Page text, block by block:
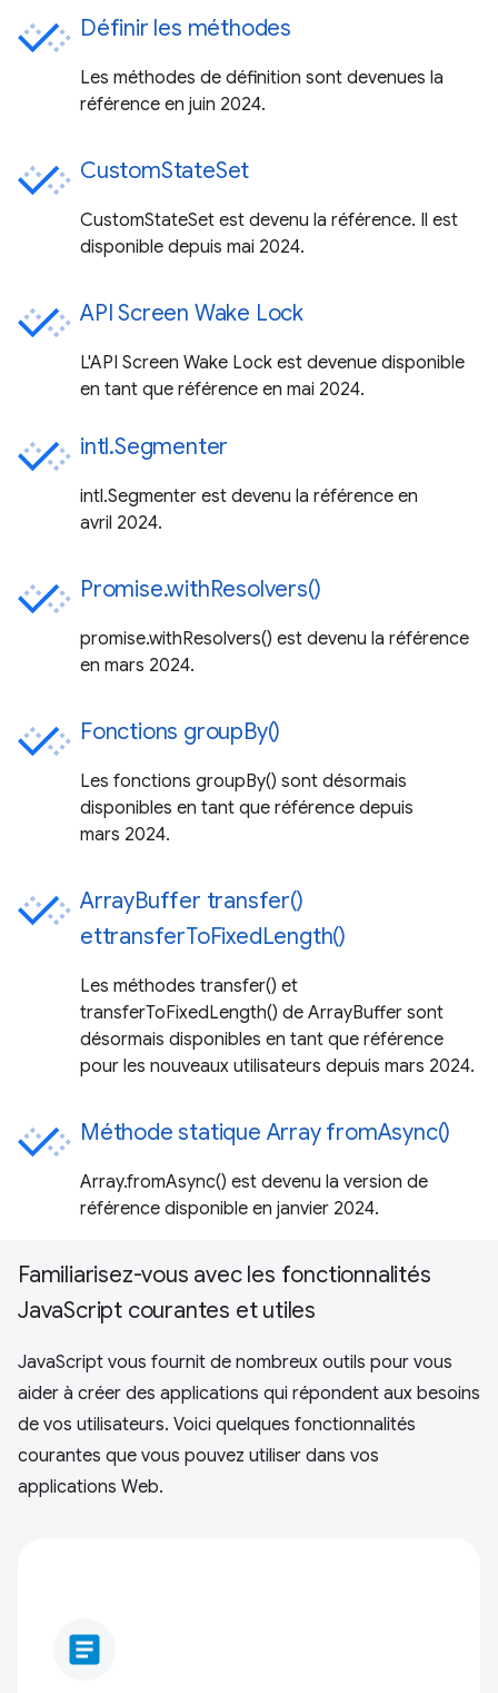
Définir les méthodes
Les méthodes de définition sont devenues la
référence en juin 2024.
CustomStateSet
CustomStateSet est devenu la référence. Il est
disponible depuis mai 2024.
API Screen Wake Lock
L'API Screen Wake Lock est devenue disponible
en tant que référence en mai 2024.
intl.Segmenter
intl.Segmenter est devenu la référence en
avril 2024.
Promise.withResolvers()
promise.withResolvers() est devenu la référence
en mars 2024.
Fonctions groupBy()
Les fonctions groupBy() sont désormais
disponibles en tant que référence depuis
mars 2024.
ArrayBuffer transfer()
ettransferToFixedLength()
Les méthodes transfer() et
transferToFixedLength() de ArrayBuffer sont
désormais disponibles en tant que référence
pour les nouveaux utilisateurs depuis mars 2024.
Méthode statique Array fromAsync()
Array.fromAsync() est devenu la version de
référence disponible en janvier 2024.
Familiarisez-vous avec les fonctionnalités
JavaScript courantes et utiles
JavaScript vous fournit de nombreux outils pour vous
aider à créer des applications qui répondent aux besoins
de vos utilisateurs. Voici quelques fonctionnalités
courantes que vous pouvez utiliser dans vos
applications Web.
article